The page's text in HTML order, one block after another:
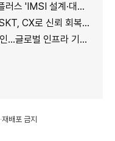
·대응 시점' 놓고 갑론을박
로 신뢰 회복 나선다
벌 인프라 기준 제시
배포 금지